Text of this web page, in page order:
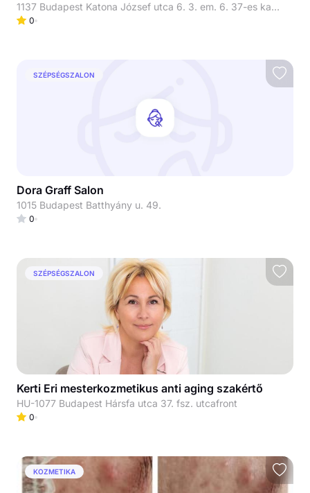
1137 Budapest Katona József utca 6. 3. em. 6. 37-es kapucsengő
0
SZÉPSÉGSZALON
Dora Graff Salon
1015 Budapest Batthyány u. 49.
0
SZÉPSÉGSZALON
Kerti Eri mesterkozmetikus anti aging szakértő
HU-1077 Budapest Hársfa utca 37. fsz. utcafront
0
KOZMETIKA